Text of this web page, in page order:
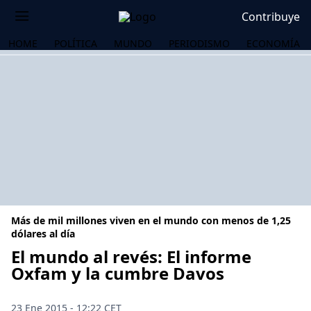
Contribuye
HOME POLÍTICA MUNDO PERIODISMO ECONOMÍA
Más de mil millones viven en el mundo con menos de 1,25
dólares al día
El mundo al revés: El informe
Oxfam y la cumbre Davos
23 Ene 2015 - 12:22 CET